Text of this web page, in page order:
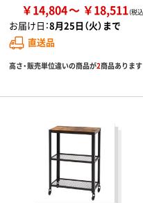
￥14,804 ￥18,511
お届け日：8月25日（火）まで
直送品
高さ・販売単位違いの商品が2商品あります